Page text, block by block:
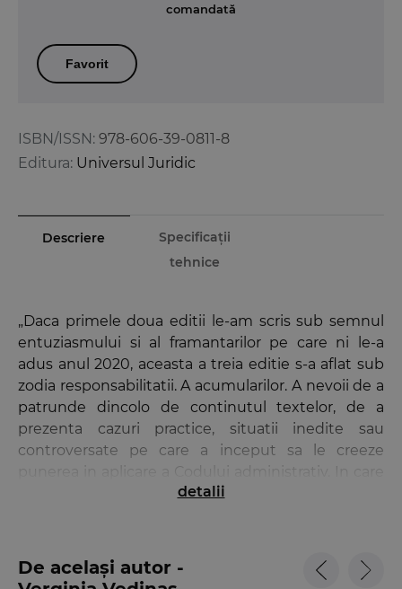
ISBN/ISSN: 978-606-39-0811-8
Editura: Universul Juridic
comandată
Favorit
Descriere
Specificații
tehnice
„Daca primele doua editii le-am scris sub semnul
entuziasmului si al framantarilor pe care ni le-a
adus anul 2020, aceasta a treia editie s-a aflat sub
zodia responsabilitatii. A acumularilor. A nevoii de a
patrunde dincolo de continutul textelor, de a
prezenta cazuri practice, situatii inedite sau
controversate pe care a inceput sa le creeze
punerea in aplicare a Codului administrativ. In care
am avut ocazia sa ne implicam nu doar prin
vulnerabilitati, sa propunem solutii, peste care
nadajduim ca nu se va trece cu vederea in viitor,
detalii
De același autor -